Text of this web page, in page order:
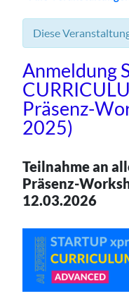
Diese
Anmeldung
Präsenz-
2025)
Teilnahme an
Präsenz-
12.03.2026